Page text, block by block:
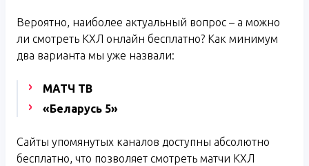
Вероятно, наиболее актуальный вопрос – а можно
ли смотреть КХЛ онлайн бесплатно? Как минимум
два варианта мы уже назвали:
МАТЧ ТВ
«Беларусь 5»
Сайты упомянутых каналов доступны абсолютно
бесплатно, что позволяет смотреть матчи КХЛ